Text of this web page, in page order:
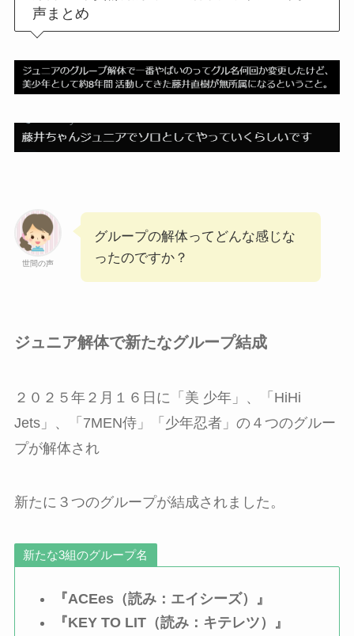
声まとめ
世間の声
グループの解体ってどんな感じな
ったのですか？
ジュニア解体で新たなグループ結成
２０２５年２月１６日に「美 少年」、「HiHi
Jets」、「7MEN侍」「少年忍者」の４つのグルー
プが解体され
新たに３つのグループが結成されました。
新たな3組のグループ名
『ACEes（読み：エイシーズ）』
『KEY TO LIT（読み：キテレツ）』